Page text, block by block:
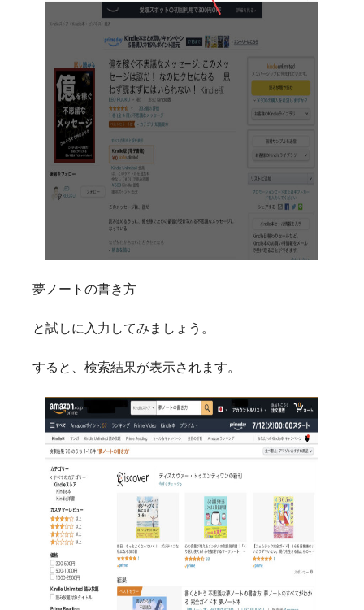
夢ノートの書き方
と試しに入力してみましょう。
すると、検索結果が表示されます。